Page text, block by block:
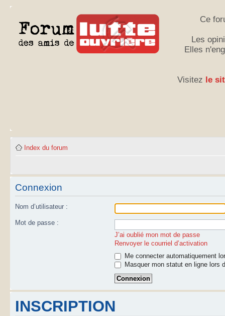
Ce
Les
Elles
Visitez le
Index du forum
Connexion
Nom d’utilisateur :
Mot de passe :
J’ai oublié mon mot de passe
Renvoyer le courriel d’activation
Me connecter automatiquement
Masquer mon statut en ligne lors
INSCRIPTION